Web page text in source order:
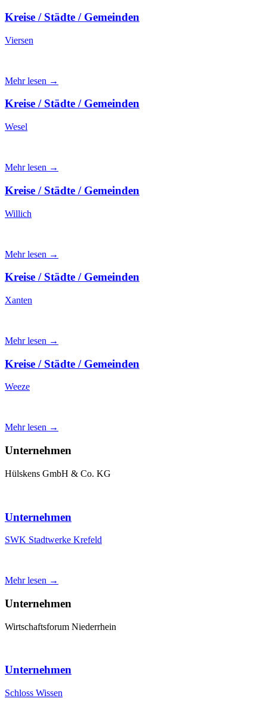
Kreise / Städte / Gemeinden
Viersen
Mehr lesen →
Kreise / Städte / Gemeinden
Wesel
Mehr lesen →
Kreise / Städte / Gemeinden
Willich
Mehr lesen →
Kreise / Städte / Gemeinden
Xanten
Mehr lesen →
Kreise / Städte / Gemeinden
Weeze
Mehr lesen →
Unternehmen
Hülskens GmbH & Co. KG
Unternehmen
SWK Stadtwerke Krefeld
Mehr lesen →
Unternehmen
Wirtschaftsforum Niederrhein
Unternehmen
Schloss Wissen